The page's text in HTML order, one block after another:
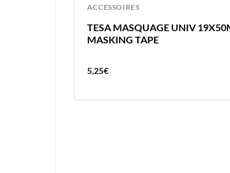
ACCESSOIRES
TESA MASQUAGE UNIV
MASKING TAPE
5,25€